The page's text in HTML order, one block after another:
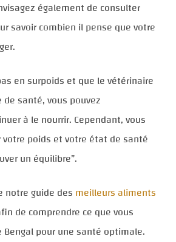
également de consulter
savoir combien il pense que votre
en surpoids et que le vétérinaire
santé, vous pouvez
à le nourrir. Cependant, vous
poids et votre état de santé
un équilibre”.
notre guide des meilleurs aliments
de comprendre ce que vous
Bengal pour une santé optimale.